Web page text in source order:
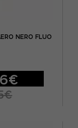
NERO FLUO